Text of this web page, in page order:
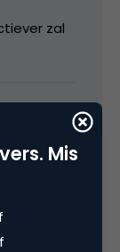
zal
Mis